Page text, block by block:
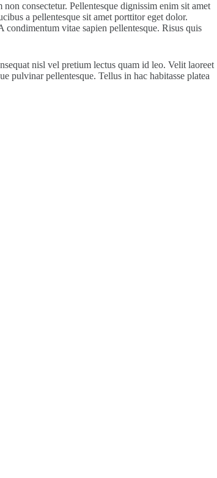
consectetur. Pellentesque dignissim enim sit amet
a pellentesque sit amet porttitor eget dolor.
vitae sapien pellentesque. Risus quis
nisl vel pretium lectus quam id leo. Velit laoreet
pulvinar pellentesque. Tellus in hac habitasse platea